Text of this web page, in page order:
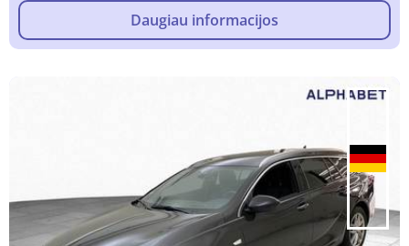
Daugiau informacijos